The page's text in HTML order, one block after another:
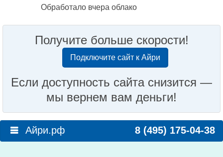
Обработало вчера облако
Получите больше скорости!
Подключите сайт к Айри
Если доступность сайта снизится —
мы вернем вам деньги!
Айри.рф 8 (495) 175-04-38